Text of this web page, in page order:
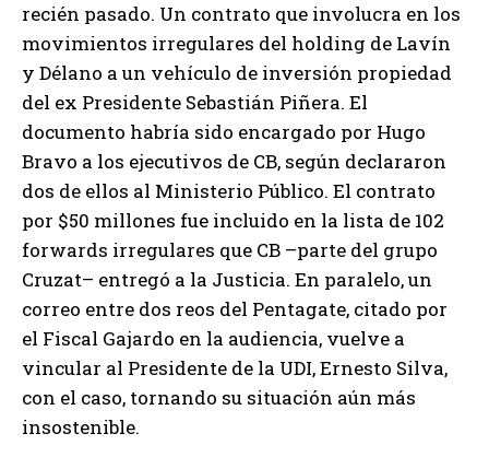
recién pasado. Un contrato que involucra en los
movimientos irregulares del holding de Lavín
y Délano a un vehículo de inversión propiedad
del ex Presidente Sebastián Piñera. El
documento habría sido encargado por Hugo
Bravo a los ejecutivos de CB, según declararon
dos de ellos al Ministerio Público. El contrato
por $50 millones fue incluido en la lista de 102
forwards irregulares que CB –parte del grupo
Cruzat– entregó a la Justicia. En paralelo, un
correo entre dos reos del Pentagate, citado por
el Fiscal Gajardo en la audiencia, vuelve a
vincular al Presidente de la UDI, Ernesto Silva,
con el caso, tornando su situación aún más
insostenible.